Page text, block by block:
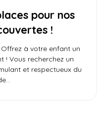
pour nos
!
à votre enfant un
! Vous recherchez un
et respectueux du